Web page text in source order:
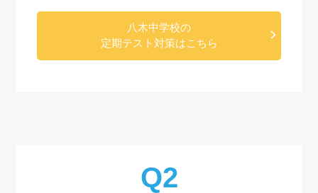
八木中学校の
定期テスト対策はこちら